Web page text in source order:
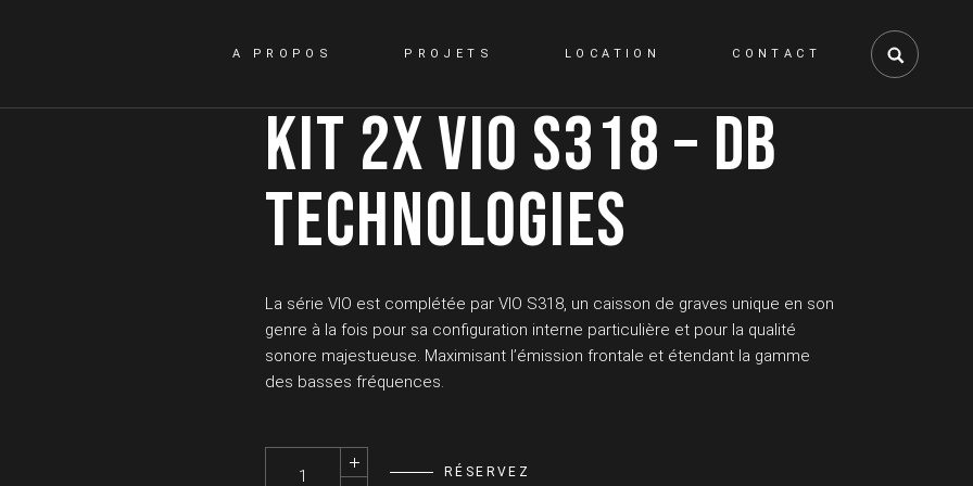
A PROPOS PROJETS LOCATION CONTACT
KIT 2X VIO S318 – DB
TECHNOLOGIES
La série VIO est complétée par VIO S318, un caisson de graves unique en son
genre à la fois pour sa configuration interne particulière et pour la qualité
sonore majestueuse. Maximisant l’émission frontale et étendant la gamme
des basses fréquences.
Kit 2x VIO S318 - DB TECHNOLOGIES quantity
RÉSERVEZ